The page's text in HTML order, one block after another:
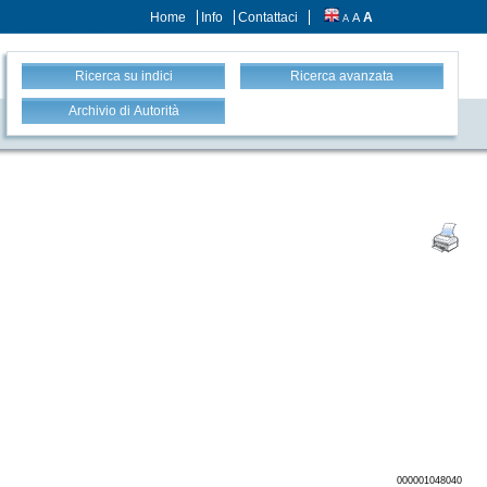
Home Info Contattaci A A A
Ricerca su indici Ricerca avanzata
Archivio di Autorità